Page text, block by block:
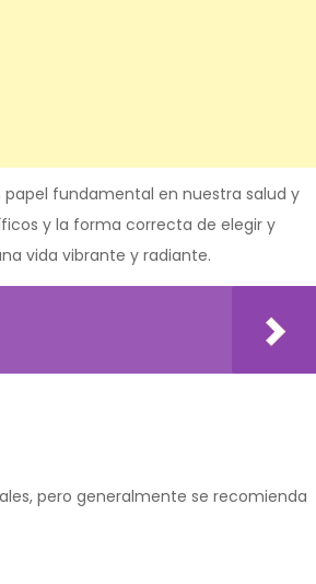
fundamental en nuestra salud y
y la forma correcta de elegir y
vida vibrante y radiante.
pero generalmente se recomienda